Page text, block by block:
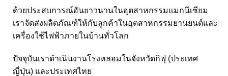
ด้วยประสบการณ์อันยาวนานในอุตสาหกรรมแมกนีเซียม
เราจัดส่งผลิตภัณฑ์ให้กับลูกค้าในอุตสาหกรรมยานยนต์และ
เครื่องใช้ไฟฟ้าภายในบ้านทั่วโลก
ปัจจุบันเราดำเนินงานโรงหลอมในจังหวัดกิฟุ (ประเทศ
ญี่ปุ่น) และประเทศไทย